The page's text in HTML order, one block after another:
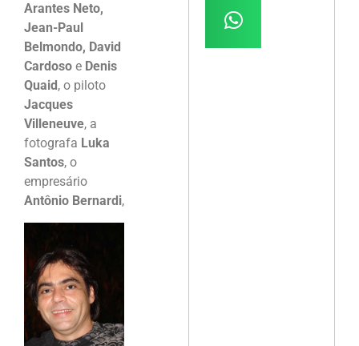
Arantes Neto,
Jean-Paul
Belmondo, David
Cardoso e Denis
Quaid , o piloto
Jacques
Villeneuve, a
fotografa Luka
Santos, o
empresário
Antônio Bernardi,